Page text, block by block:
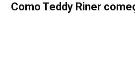
Como Teddy Riner